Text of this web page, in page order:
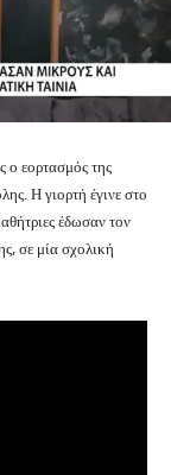
ο εορτασμός της
Η γιορτή έγινε στο
έδωσαν τον
σε μία σχολική